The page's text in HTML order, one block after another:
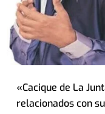
«Cacique de La
relacionados con